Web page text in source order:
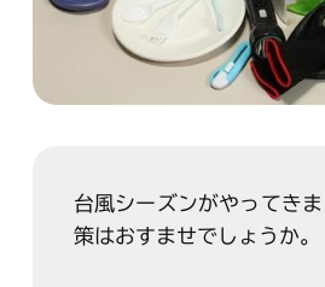
台風シーズンがやってき
策はおすませでしょうか。